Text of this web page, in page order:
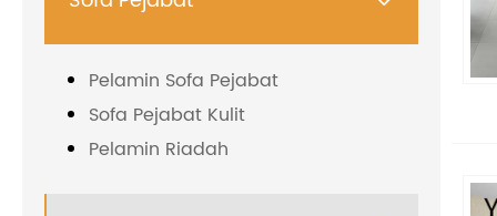
Pelamin Sofa Pejabat
Sofa Pejabat Kulit
Pelamin Riadah